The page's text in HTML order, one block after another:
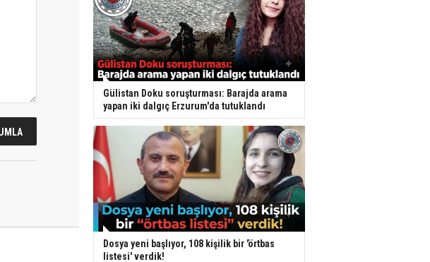
Gülistan Doku soruşturması: Barajda arama
yapan iki dalgıç Erzurum'da tutuklandı
Dosya yeni başlıyor, 108 kişilik bir 'örtbas
listesi' verdik!